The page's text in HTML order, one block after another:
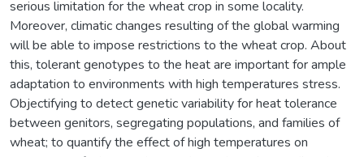
serious limitation for the wheat crop in some locality.
Moreover, climatic changes resulting of the global warming
will be able to impose restrictions to the wheat crop. About
this, tolerant genotypes to the heat are important for ample
adaptation to environments with high temperatures stress.
Objectifying to detect genetic variability for heat tolerance
between genitors, segregating populations, and families of
wheat; to quantify the effect of high temperatures on